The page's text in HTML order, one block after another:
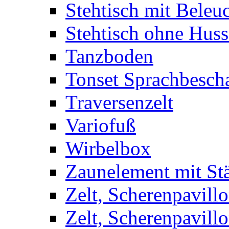
Stehtisch mit
Stehtisch ohne
Tanzboden
Tonset
Traversenzelt
Variofuß
Wirbelbox
Zaunelement mit
Zelt,
Zelt,